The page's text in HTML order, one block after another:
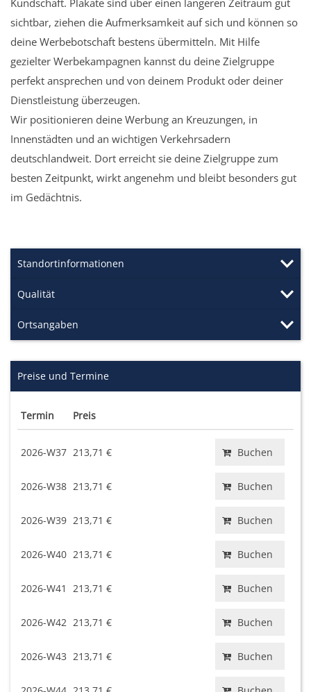
sichtbar, ziehen die Aufmerksamkeit auf sich und können so
deine Werbebotschaft bestens übermitteln. Mit Hilfe
gezielter Werbekampagnen kannst du deine Zielgruppe
perfekt ansprechen und von deinem Produkt oder deiner
Dienstleistung überzeugen.
Wir positionieren deine Werbung an Kreuzungen, in
Innenstädten und an wichtigen Verkehrsadern
deutschlandweit. Dort erreicht sie deine Zielgruppe zum
besten Zeitpunkt, wirkt angenehm und bleibt besonders gut
im Gedächtnis.
Standortinformationen
Qualität
Ortsangaben
Preise und Termine
Termin Preis
2026-W37 213,71 € Buchen
2026-W38 213,71 € Buchen
2026-W39 213,71 € Buchen
2026-W40 213,71 € Buchen
2026-W41 213,71 € Buchen
2026-W42 213,71 € Buchen
2026-W43 213,71 € Buchen